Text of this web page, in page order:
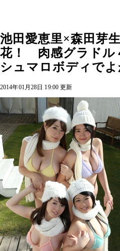
池田愛恵里×森田芽
花！ 肉感グラドル
シュマロボディでよ
2014年01月28日 19:00 更新